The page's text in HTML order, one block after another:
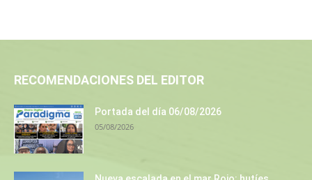
RECOMENDACIONES DEL EDITOR
Portada del día 06/08/2026
05/08/2026